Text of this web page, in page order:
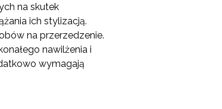
na skutek
ich stylizacją.
na przerzedzenie.
nawilżenia i
wymagają